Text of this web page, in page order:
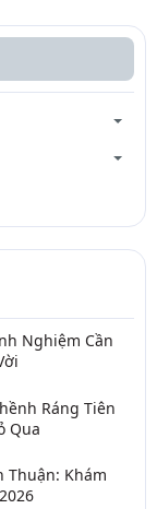
Nghiệm Cần
Ráng Tiên
Qua
Thuận: Khám